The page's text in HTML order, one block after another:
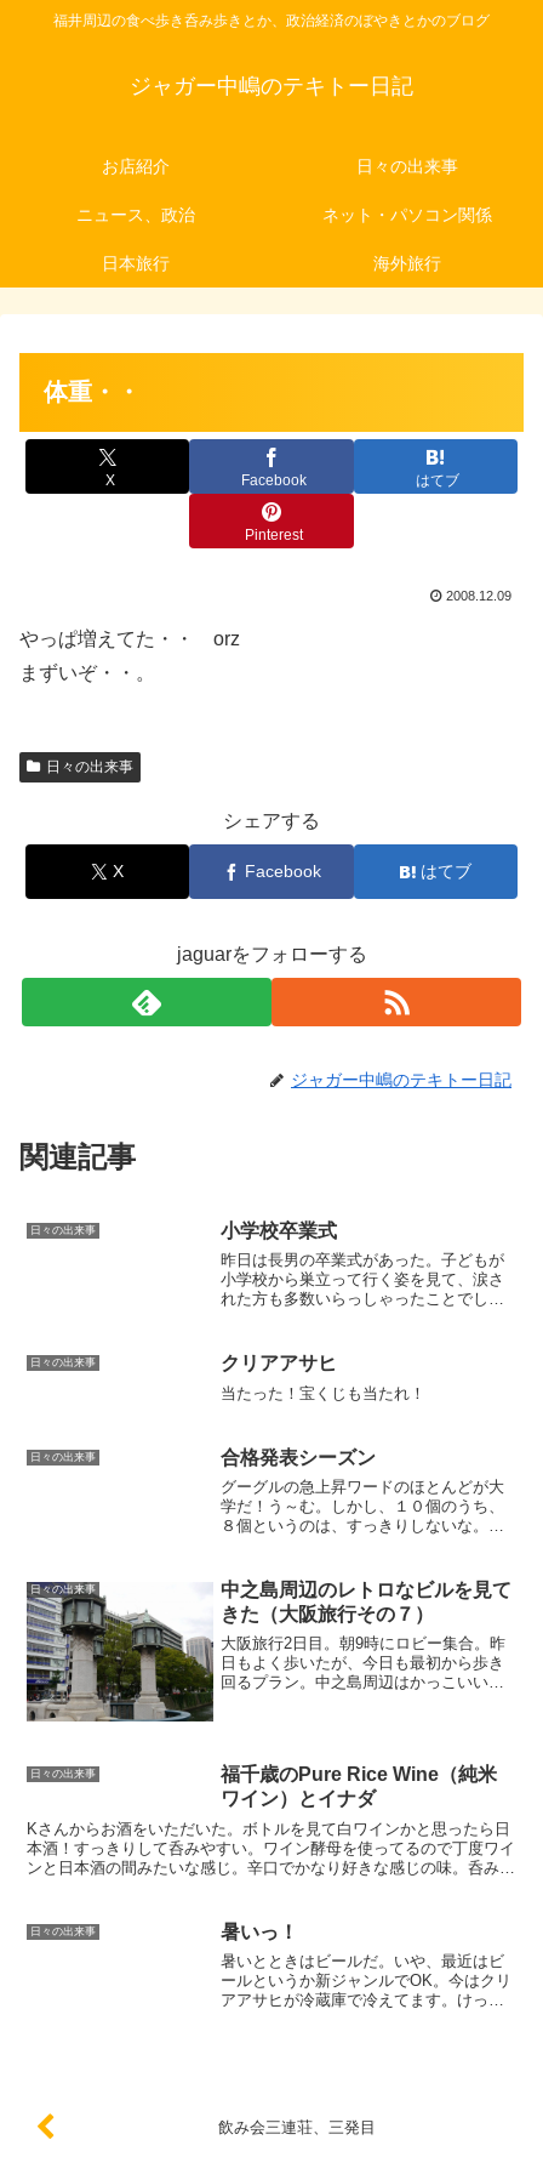
福井周辺の食べ歩き呑み歩きとか、政治経済のぼやきとかのブログ
ジャガー中嶋のテキトー日記
お店紹介 日々の出来事
ニュース、政治 ネット・パソコン関係
日本旅行 海外旅行
体重・・
X Facebook はてブ
Pinterest
2008.12.09
やっぱ増えてた・・ orz
まずいぞ・・。
日々の出来事
シェアする
X Facebook はてブ
jaguarをフォローする
ジャガー中嶋のテキトー日記
関連記事
日々の出来事 小学校卒業式
昨日は長男の卒業式があった。子どもが
小学校から巣立って行く姿を見て、涙さ
れた方も多数いらっしゃったことでしょ
生を笑わせようとしている子がいたらし
い。すいません・・うちの...
日々の出来事 クリアアサヒ
当たった！宝くじも当たれ！
日々の出来事 合格発表シーズン
グーグルの急上昇ワードのほとんどが大
学だ！う～む。しかし、１０個のうち、
８個というのは、すっきりしないな。全
日々の出来事
中之島周辺のレトロなビルを見て
きた（大阪旅行その７）
大阪旅行2日目。朝9時にロビー集合。昨
日もよく歩いたが、今日も最初から歩き
回るプラン。中之島周辺はかっこいい建
れる。これで歩き回るの...
日々の出来事
福千歳のPure Rice Wine（純米
ワイン）とイナダ
Kさんからお酒をいただいた。ボトルを見て白ワインかと思ったら日
本酒！すっきりして呑みやすい。ワイン酵母を使ってるので丁度ワイ
ンと日本酒の間みたいな感じ。辛口でかなり好きな感じの味。呑み方
日々の出来事 暑いっ！
暑いとときはビールだ。いや、最近はビ
ールというか新ジャンルでOK。今はクリ
アアサヒが冷蔵庫で冷えてます。けっこ
飲み会三連荘、三発目